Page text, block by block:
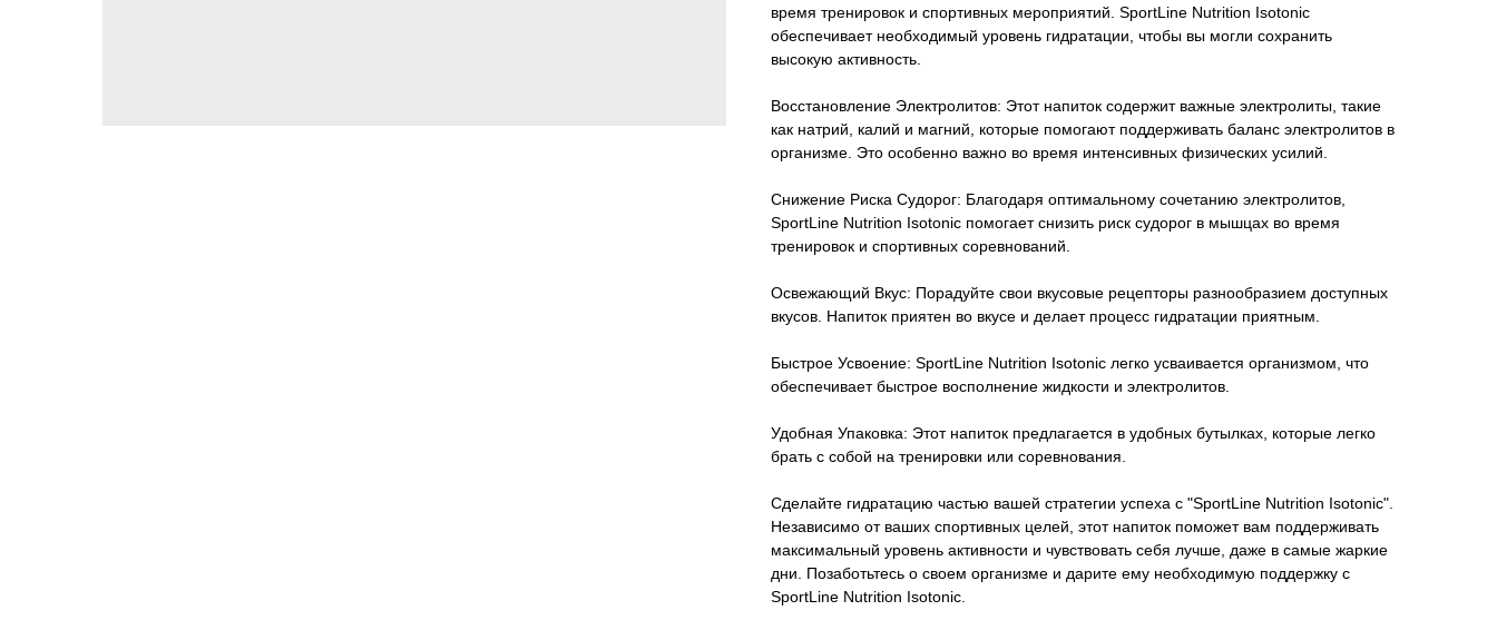
время тренировок и спортивных мероприятий. SportLine Nutrition Isotonic
обеспечивает необходимый уровень гидратации, чтобы вы могли сохранить
высокую активность.
Восстановление Электролитов: Этот напиток содержит важные электролиты, такие
как натрий, калий и магний, которые помогают поддерживать баланс электролитов в
организме. Это особенно важно во время интенсивных физических усилий.
Снижение Риска Судорог: Благодаря оптимальному сочетанию электролитов,
SportLine Nutrition Isotonic помогает снизить риск судорог в мышцах во время
тренировок и спортивных соревнований.
Освежающий Вкус: Порадуйте свои вкусовые рецепторы разнообразием доступных
вкусов. Напиток приятен во вкусе и делает процесс гидратации приятным.
Быстрое Усвоение: SportLine Nutrition Isotonic легко усваивается организмом, что
обеспечивает быстрое восполнение жидкости и электролитов.
Удобная Упаковка: Этот напиток предлагается в удобных бутылках, которые легко
брать с собой на тренировки или соревнования.
Сделайте гидратацию частью вашей стратегии успеха с "SportLine Nutrition Isotonic".
Независимо от ваших спортивных целей, этот напиток поможет вам поддерживать
максимальный уровень активности и чувствовать себя лучше, даже в самые жаркие
дни. Позаботьтесь о своем организме и дарите ему необходимую поддержку с
SportLine Nutrition Isotonic.